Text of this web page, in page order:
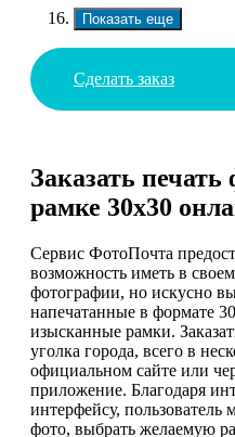
Показать еще
Сделать заказ
Заказать
рамке 30х30
Сервис ФотоПочта
возможность иметь в
фотографии, но искусно
напечатанные в формате
изысканные рамки.
уголка города, всего в
официальном сайте или
приложение. Благодаря
интерфейсу, пользователь
фото, выбрать желаемую